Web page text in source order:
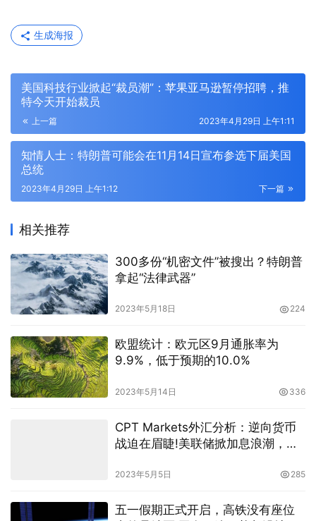
生成海报
美国科技行业掀起“裁员潮”：苹果亚马逊暂停招聘，推
特今天开始裁员
上一篇 2023年4月29日 上午1:11
知情人士：特朗普可能会在11月14日宣布参选下届美国
总统
下一篇
2023年4月29日 上午1:12
相关推荐
300多份“机密文件”被搜出？特朗普
拿起“法律武器”
2023年5月18日 224
欧盟统计：欧元区9月通胀率为
9.9%，低于预期的10.0%
2023年5月14日 336
CPT Markets外汇分析：逆向货币
战迫在眉睫!美联储掀加息浪潮，全
2023年5月5日 285
五一假期正式开启，高铁没有座位